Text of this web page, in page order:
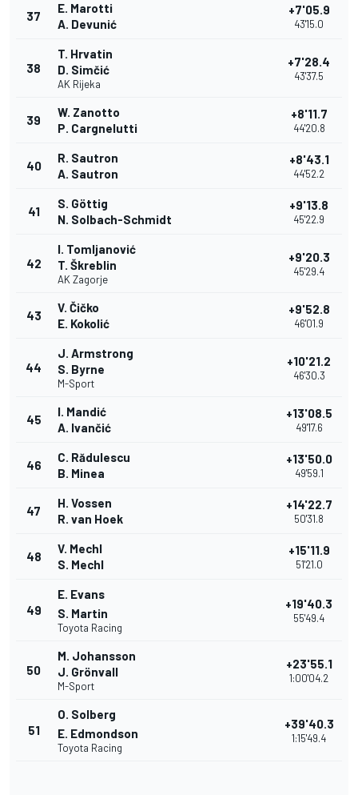
37
E. Marotti
A. Devunić
+7'05.9
43'15.0
38
T. Hrvatin
D. Simčić
AK Rijeka
+7'28.4
43'37.5
39
W. Zanotto
P. Cargnelutti
+8'11.7
44'20.8
40
R. Sautron
A. Sautron
+8'43.1
44'52.2
41
S. Göttig
N. Solbach-Schmidt
+9'13.8
45'22.9
42
I. Tomljanović
T. Škreblin
AK Zagorje
+9'20.3
45'29.4
43
V. Čičko
E. Kokolić
+9'52.8
46'01.9
44
J. Armstrong
S. Byrne
M-Sport
+10'21.2
46'30.3
45
I. Mandić
A. Ivančić
+13'08.5
49'17.6
46
C. Rădulescu
B. Minea
+13'50.0
49'59.1
47
H. Vossen
R. van Hoek
+14'22.7
50'31.8
48
V. Mechl
S. Mechl
+15'11.9
51'21.0
49
E. Evans
S. Martin
Toyota Racing
+19'40.3
55'49.4
50
M. Johansson
J. Grönvall
M-Sport
+23'55.1
1:00'04.2
51
O. Solberg
E. Edmondson
Toyota Racing
+39'40.3
1:15'49.4